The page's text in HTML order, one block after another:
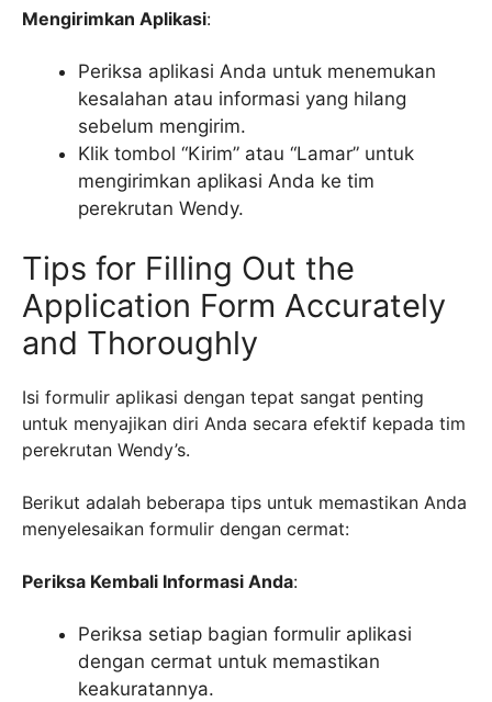
Mengirimkan Aplikasi:
Periksa aplikasi Anda untuk menemukan
kesalahan atau informasi yang hilang
sebelum mengirim.
Klik tombol “Kirim” atau “Lamar” untuk
mengirimkan aplikasi Anda ke tim
perekrutan Wendy.
Tips for Filling Out the
Application Form Accurately
and Thoroughly
Isi formulir aplikasi dengan tepat sangat penting
untuk menyajikan diri Anda secara efektif kepada tim
perekrutan Wendy’s.
Berikut adalah beberapa tips untuk memastikan Anda
menyelesaikan formulir dengan cermat:
Periksa Kembali Informasi Anda:
Periksa setiap bagian formulir aplikasi
dengan cermat untuk memastikan
keakuratannya.